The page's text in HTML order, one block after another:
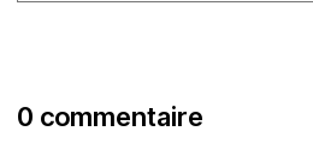
0 commentaire